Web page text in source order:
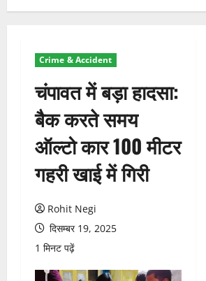
Crime & Accident
चंपावत में बड़ा हादसा:
बैक करते समय
ऑल्टो कार 100 मीटर
गहरी खाई में गिरी
Rohit Negi
दिसम्बर 19, 2025
1 मिनट पढ़ें